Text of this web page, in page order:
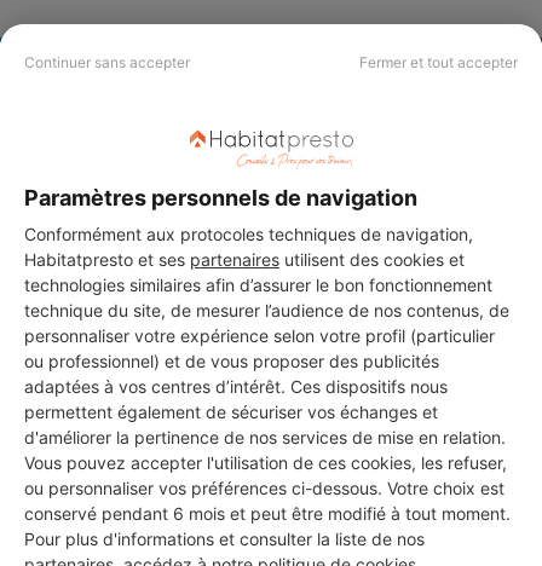
Continuer sans accepter Fermer et tout accepter
Paramètres personnels de navigation
Conformément aux protocoles techniques de navigation,
Habitatpresto et ses partenaires utilisent des cookies et
technologies similaires afin d’assurer le bon fonctionnement
technique du site, de mesurer l’audience de nos contenus, de
personnaliser votre expérience selon votre profil (particulier
ou professionnel) et de vous proposer des publicités
adaptées à vos centres d’intérêt. Ces dispositifs nous
permettent également de sécuriser vos échanges et
d'améliorer la pertinence de nos services de mise en relation.
Vous pouvez accepter l'utilisation de ces cookies, les refuser,
ou personnaliser vos préférences ci-dessous. Votre choix est
conservé pendant 6 mois et peut être modifié à tout moment.
Pour plus d'informations et consulter la liste de nos
CHERCHER ?
Vous souhaitez réaliser des travaux et ne savez quel professionnel
professionnels partout en France.
DEMANDER UN DEVIS